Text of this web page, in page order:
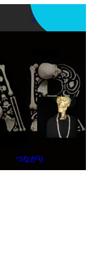
アプリを使う
つながり